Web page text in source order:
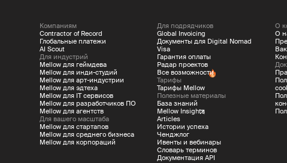
Компаниям
Contractor of Record
Глобальные платежи
AI Scout
Для индустрий
Mellow для геймдева
Mellow для инди-студий
Mellow для арт-индустрии
Mellow для эдтеха
Mellow для IT сервисов
Mellow для разработчиков ПО
Mellow для агентств
Для вашего масштаба
Mellow для стартапов
Mellow для среднего бизнеса
Mellow для корпораций
Для подрядчиков
Global Invoicing
Документы для Digital Nomad
Visa
Гарантия оплаты
Радар проектов
Все возможности
Тарифы
Тарифы Mellow
Полезные материалы
База знаний
Mellow Insights
Articles
Истории успеха
Ченджлог
Ивенты и вебинары
Словарь терминов
Документация API
О
О